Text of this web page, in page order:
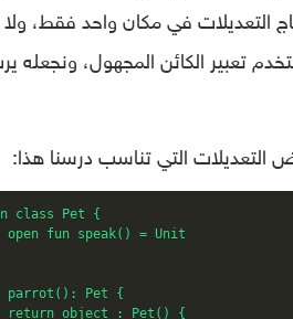
التعديلات في مكان واحد فقط، ولا
تعبير الكائن المجهول، ونجعله
التعديلات التي تناسب درسنا هذا:
class Pet {
open fun speak() = Unit
parrot(): Pet {
return object : Pet() {